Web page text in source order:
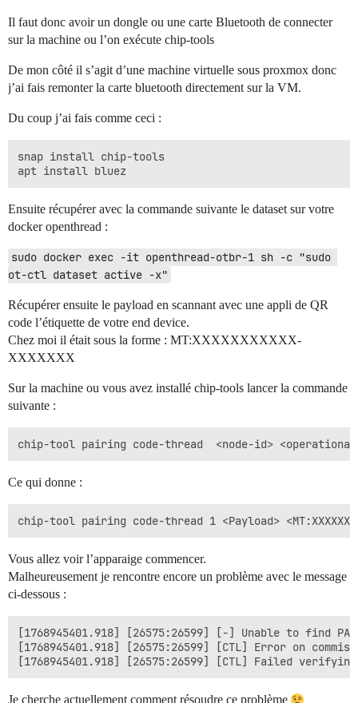
Il faut donc avoir un dongle ou une carte Bluetooth de connecter
sur la machine ou l’on exécute chip-tools
De mon côté il s’agit d’une machine virtuelle sous proxmox donc
j’ai fais remonter la carte bluetooth directement sur la VM.
Du coup j’ai fais comme ceci :
snap install chip-tools
Ensuite récupérer avec la commande suivante le dataset sur votre
docker openthread :
sudo docker exec -it openthread-otbr-1 sh -c "sudo
ot-ctl dataset active -x"
Récupérer ensuite le payload en scannant avec une appli de QR
code l’étiquette de votre end device.
Chez moi il était sous la forme : MT:XXXXXXXXXXX-
XXXXXXX
Sur la machine ou vous avez installé chip-tools lancer la commande
suivante :
Ce qui donne :
Vous allez voir l’apparaige commencer.
Malheureusement je rencontre encore un problème avec le message
ci-dessous :
[1768945401.918] [26575:26599] [-] Unable to find
[1768945401.918] [26575:26599] [CTL] Error on
Je cherche actuellement comment résoudre ce problème